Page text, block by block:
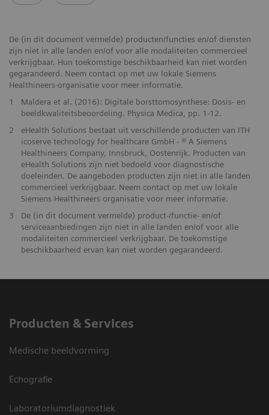
De (in dit document vermelde) producten/functies en/of diensten
zijn niet in alle landen en/of voor alle modaliteiten commercieel
verkrijgbaar. Hun toekomstige beschikbaarheid kan niet worden
gegarandeerd. Neem contact op met uw lokale Siemens
Healthineers-organisatie voor meer informatie.
1
Maldera et al. (2016): Digitale borsttomosynthese: Dosis- en
beeldkwaliteitsbeoordeling. Physica Medica, pp. 1-12.
2
eHealth Solutions bestaat uit verschillende producten van ITH
icoserve technology for healthcare GmbH - ® A Siemens
Healthineers Company, Innsbruck, Oostenrijk. Producten van
eHealth Solutions zijn niet bedoeld voor diagnostische
doeleinden. De aangeboden producten zijn niet in alle landen
commercieel verkrijgbaar. Neem contact op met uw lokale
Siemens Healthineers organisatie voor meer informatie.
3
De (in dit document vermelde) product-/functie- en/of
serviceaanbiedingen zijn niet in alle landen en/of voor alle
modaliteiten commercieel verkrijgbaar. De toekomstige
beschikbaarheid ervan kan niet worden gegarandeerd.
Producten & Services
Medische beeldvorming
Echografie
Laboratoriumdiagnostiek